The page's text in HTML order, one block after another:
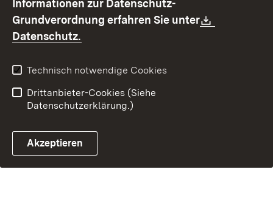
Barrierefreiheit
Kontakt
Fehlerhaften Link melden
Informationen zur Datenschutz-
Grundverordnung erfahren Sie unter
Datenschutz.
Technisch notwendige Cookies
Drittanbieter-Cookies (Siehe
Datenschutzerklärung.)
Akzeptieren